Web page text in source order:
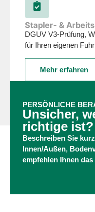
Stapler- &
DGUV V3-Prüfung,
für Ihren eigenen
Mehr erfahren
PERSÖNLICHE
Unsicher,
richtige ist?
Beschreiben Sie
Innen/Außen,
empfehlen Ihnen